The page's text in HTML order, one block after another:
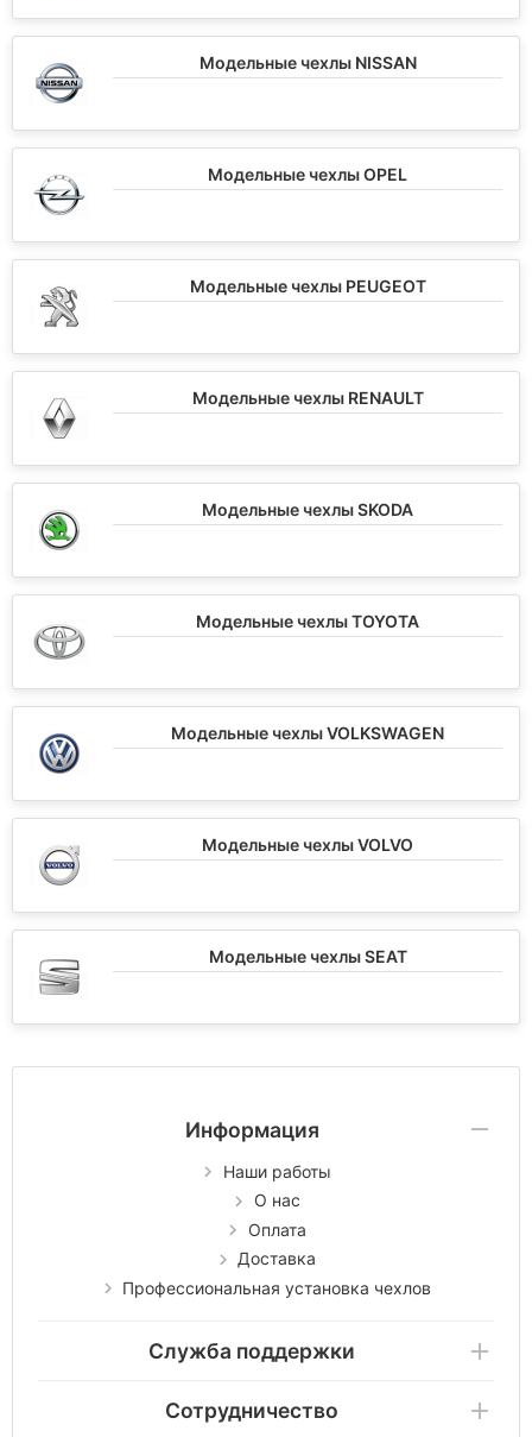
Модельные чехлы NISSAN
Модельные чехлы OPEL
Модельные чехлы PEUGEOT
Модельные чехлы RENAULT
Модельные чехлы SKODA
Модельные чехлы TOYOTA
Модельные чехлы VOLKSWAGEN
Модельные чехлы VOLVO
Модельные чехлы SEAT
Информация
Наши работы
О нас
Оплата
Доставка
Профессиональная установка чехлов
Служба поддержки
Сотрудничество